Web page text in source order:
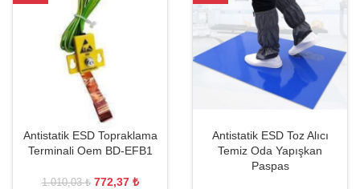
Antistatik ESD Topraklama
Terminali Oem BD-EFB1
1.010,03₺ 772,37 ₺
Antistatik ESD Toz Alıcı
Temiz Oda Yapışkan
Paspas